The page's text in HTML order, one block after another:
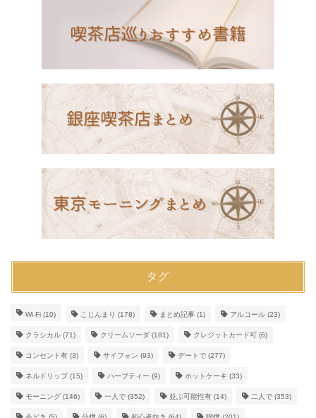
タグ
Wi-Fi (10) こじんまり (178) まとめ記事 (1) アルコール (23)
クラシカル (71) クリームソーダ (181) クレジットカード可 (6)
コンセント有 (3) サイフォン (93) デートで (277)
ネルドリップ(15) ハーブティー (9) ホットケーキ (33)
モーニング (146) 一人で (352) 並ぶ可能性有 (14) 二人で (353)